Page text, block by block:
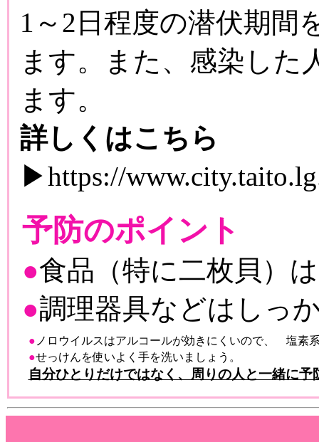
1～2日程度の潜伏期間
ます。また、感染した
ます。
詳しくはこちら
▶https://
予防のポイント
●食品（特に二枚貝）
●調理器具などはしっ
● ノロウイルスはアルコールが効きにくいので、 塩素
●せっけんを使いよく手を洗いましょう。
自分ひとりだけではなく、周りの人と一緒に予